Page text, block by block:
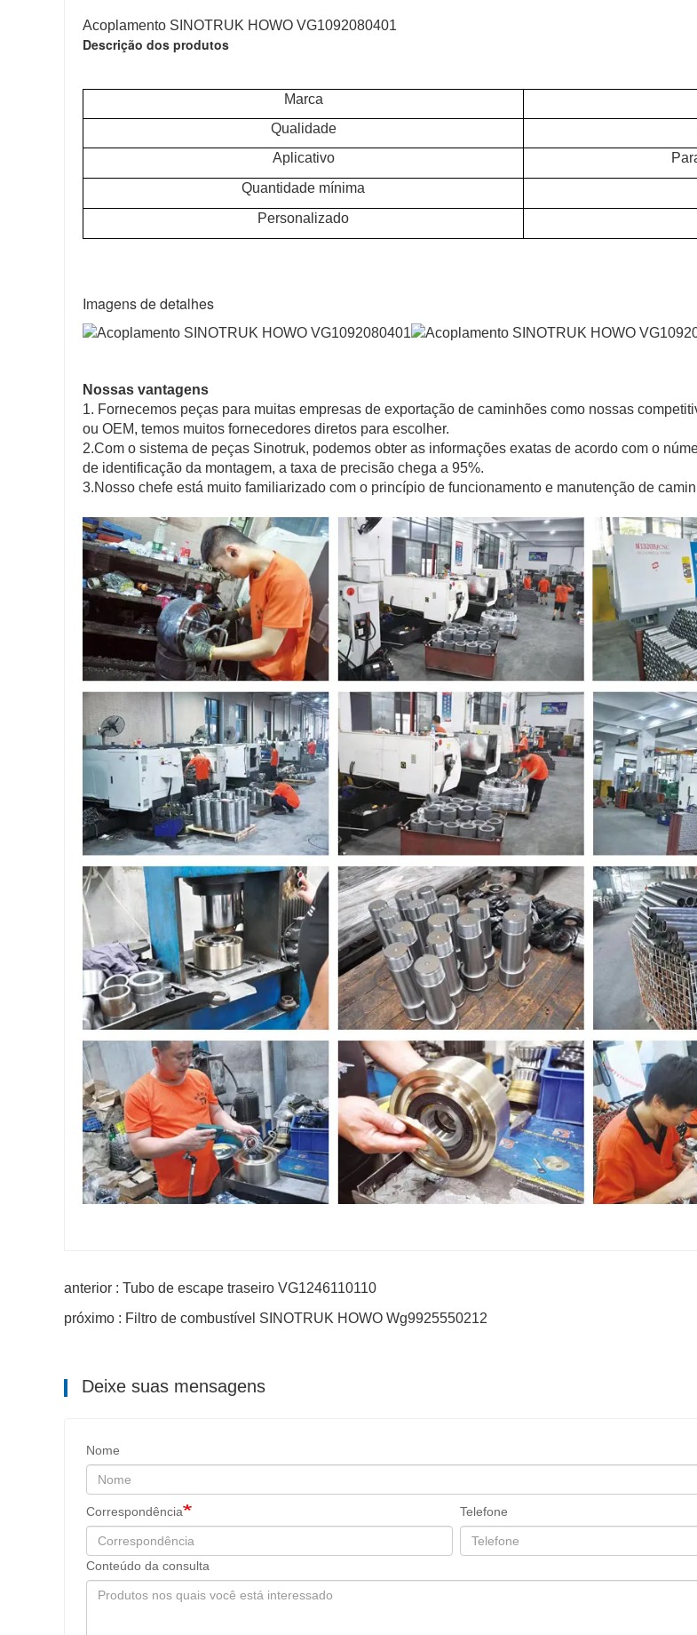
Acoplamento SINOTRUK HOWO VG1092080401
Descrição dos produtos
Marca
Qualidade
Aplicativo
Quantidade mínima
Personalizado
Imagens de detalhes
Nossas vantagens
1. Fornecemos peças para muitas empresas de exportação de caminhões como nossas
ou OEM, temos muitos fornecedores diretos para escolher.
2.Com o sistema de peças Sinotruk, podemos obter as informações exatas de acordo com o
de identificação da montagem, a taxa de precisão chega a 95%.
3.Nosso chefe está muito familiarizado com o princípio de funcionamento e manutenção de
anterior : Tubo de escape traseiro VG1246110110
próximo : Filtro de combustível SINOTRUK HOWO Wg9925550212
Deixe suas mensagens
Nome
Correspondência Telefone
Conteúdo da consulta